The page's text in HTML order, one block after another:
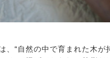
、“自然の中で育まれた木